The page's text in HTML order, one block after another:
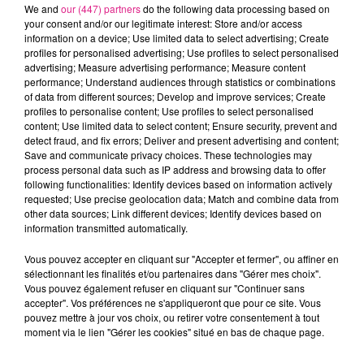
porte à un éventuel rétablissement des 90 km/h sur
les routes secondaires, près de quatre ans après
l'abaissement de la vitesse instauré par le
gouvernement.
Elle a ainsi rappelé que le dossier étais clos,
mentionnant queseuls trois départements français
ont intégralement relevé la vitesse maximale à 90
km/h, comme l'autorise la loi d'orientation des
mobilités. Il s'agit de la Haute-Marne, de la Corrèze et
du Cantal.
FIL ACTUS
7 août 2026
Lorraine : une journée pas comme les autres au Parc animalier de...
6 août 2026
Metz : une distribution de lunette gratuite pour voir l’éclipse
5 août 2026
We and our (447) partnersdo the following data processing based on
your consent and/or our legitimate interest: Store and/or access
information on a device; Use limited data to select advertising; Create
profiles for personalised advertising; Use profiles to select personalised
advertising; Measure advertising performance; Measure content
performance; Understand audiences through statistics or combinations
of data from different sources; Develop and improve services; Create
profiles to personalise content; Use profiles to select personalised
content; Use limited data to select content; Ensure security, prevent and
detect fraud, and fix errors; Deliver and present advertising and content;
Save and communicate privacy choices. These technologies may
process personal data such as IP address and browsing data to offer
following functionalities: Identify devices based on information actively
requested; Use precise geolocation data; Match and combine data from
other data sources; Link different devices; Identify devices based on
information transmitted automatically.
Vous pouvez accepter en cliquant sur "Accepter et fermer", ou affiner en
sélectionnant les finalités et/ou partenaires dans "Gérer mes choix".
Vous pouvez également refuser en cliquant sur "Continuer sans
accepter". Vos préférences ne s'appliqueront que pour ce site. Vous
pouvez mettre à jour vos choix, ou retirer votre consentement à tout
moment via le lien "Gérer les cookies" situé en bas de chaque page.